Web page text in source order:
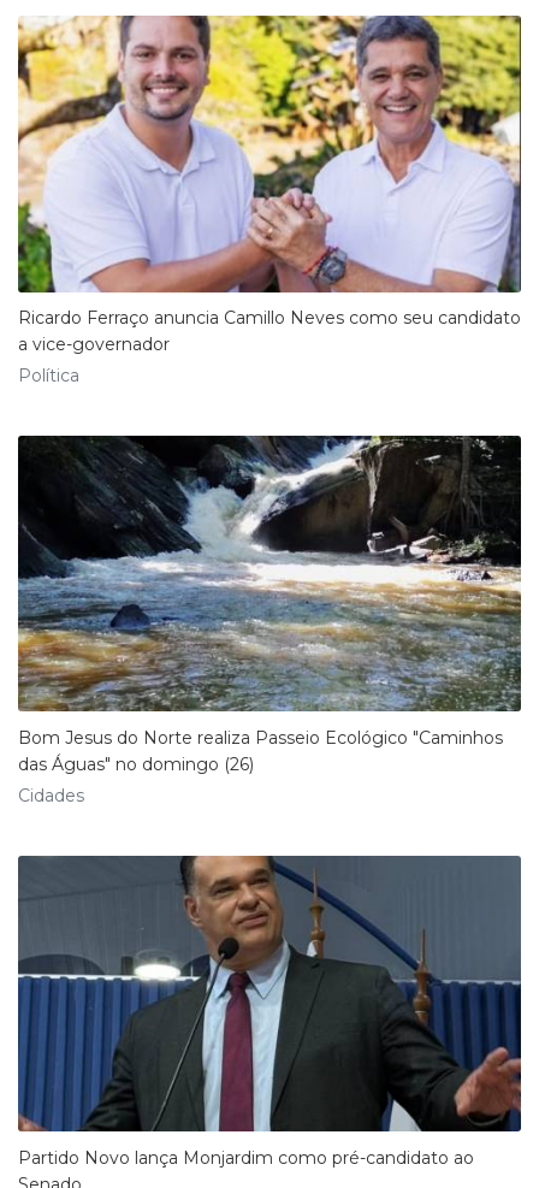
Ricardo Ferraço anuncia Camillo Neves como seu candidato
a vice-governador
Política
Bom Jesus do Norte realiza Passeio Ecológico "Caminhos
das Águas" no domingo (26)
Cidades
Partido Novo lança Monjardim como pré-candidato ao